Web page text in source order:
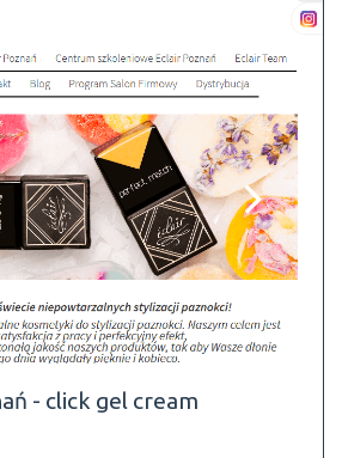
- click gel cream